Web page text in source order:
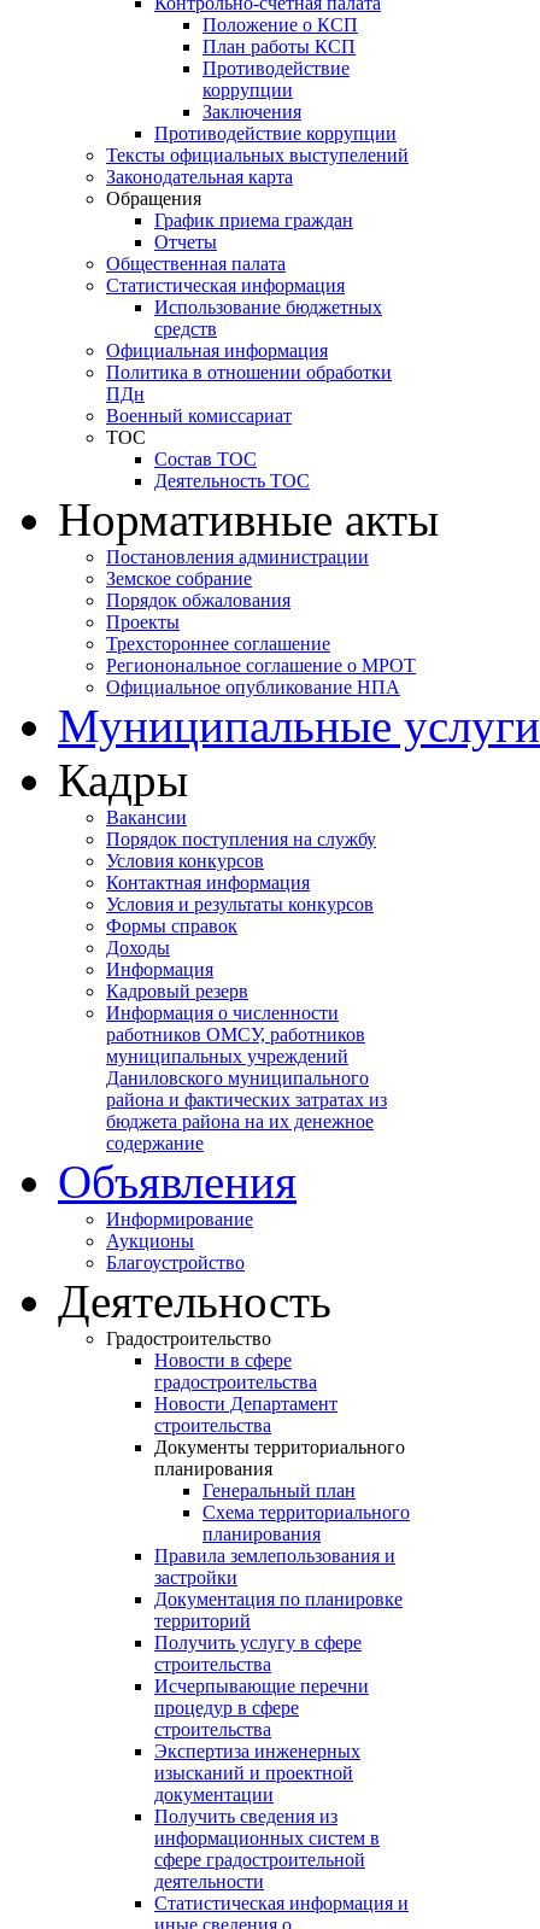
Положение о КСП
План работы КСП
Противодействие
коррупции
Заключения
Противодействие коррупции
Тексты официальных выступелений
Законодательная карта
Обращения
График приема граждан
Отчеты
Общественная палата
Статистическая информация
Использование бюджетных
средств
Официальная информация
Политика в отношении обработки
ПДн
Военный комиссариат
ТОС
Состав ТОС
Деятельность ТОС
Нормативные акты
Постановления администрации
Земское собрание
Порядок обжалования
Проекты
Трехстороннее соглашение
Регионональное соглашение о МРОТ
Официальное опубликование НПА
Муниципальные услуги
Кадры
Вакансии
Порядок поступления на службу
Условия конкурсов
Контактная информация
Условия и результаты конкурсов
Формы справок
Доходы
Информация
Кадровый резерв
Информация о численности
работников ОМСУ, работников
муниципальных учреждений
Даниловского муниципального
района и фактических затратах из
бюджета района на их денежное
содержание
Объявления
Информирование
Аукционы
Благоустройство
Деятельность
Градостроительство
Новости в сфере
градостроительства
Новости Департамент
строительства
Документы территориального
планирования
Генеральный план
Схема территориального
планирования
Правила землепользования и
застройки
Документация по планировке
территорий
Получить услугу в сфере
строительства
Исчерпывающие перечни
процедур в сфере
строительства
Экспертиза инженерных
изысканий и проектной
документации
Получить сведения из
информационных систем в
сфере градостроительной
деятельности
Статистическая информация и
иные сведения о